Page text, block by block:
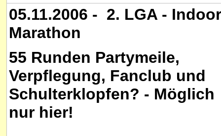
05.11.2006 - 2. LGA - Indoor
Marathon
55 Runden Partymeile,
Verpflegung, Fanclub und
Schulterklopfen? - Möglich
nur hier!